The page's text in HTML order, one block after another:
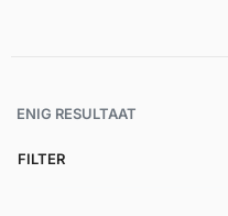
ENIG RESULTAAT
FILTER